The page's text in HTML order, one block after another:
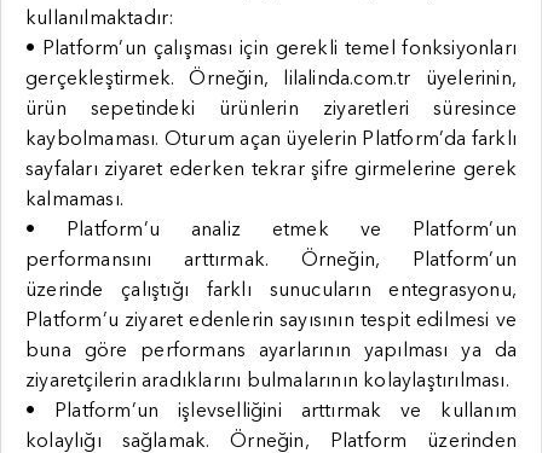
kullanılmaktadır:
• Platform’un çalışması için gerekli temel fonksiyonları
gerçekleştirmek. Örneğin, lilalinda.com.tr üyelerinin,
ürün sepetindeki ürünlerin ziyaretleri süresince
kaybolmaması. Oturum açan üyelerin Platform’da farklı
sayfaları ziyaret ederken tekrar şifre girmelerine gerek
kalmaması.
• Platform’u analiz etmek ve Platform’un
performansını arttırmak. Örneğin, Platform’un
üzerinde çalıştığı farklı sunucuların entegrasyonu,
Platform’u ziyaret edenlerin sayısının tespit edilmesi ve
buna göre performans ayarlarının yapılması ya da
ziyaretçilerin aradıklarını bulmalarının kolaylaştırılması.
• Platform’un işlevselliğini arttırmak ve kullanım
kolaylığı sağlamak. Örneğin, Platform üzerinden